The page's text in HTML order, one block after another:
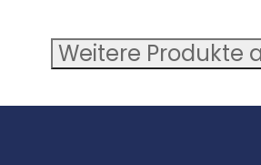
Weitere Produkte